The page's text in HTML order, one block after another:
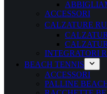
ACCESSORI
CALZATURE
INTEGRATORI
BEACH TENNIS
ACCESSORI
PALLINE